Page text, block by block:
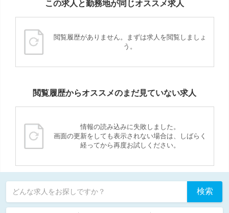
この求人と勤務地が同じオススメ求人
閲覧履歴がありません。まずは求人を閲覧しましょ
う。
閲覧履歴からオススメのまだ見ていない求人
情報の読み込みに失敗しました。
画面の更新をしても表示されない場合は、しばらく
経ってから再度お試しください。
どんな求人をお探しですか？ 検索